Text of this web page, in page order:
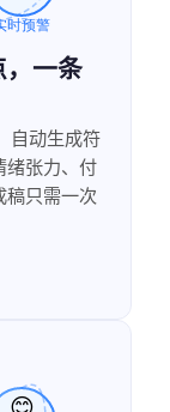
，一条
动生成符
绪张力、付
稿只需一次